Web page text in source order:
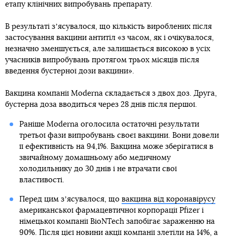
етапу клінічних випробувань препарату.
В результаті зʼясувалося, що кількість вироблених після
застосування вакцини антитіл «з часом, як і очікувалося,
незначно зменшується, але залишається високою в усіх
учасників випробувань протягом трьох місяців після
введення бустерної дози вакцини».
Вакцина компанії Moderna складається з двох доз. Друга,
бустерна доза вводиться через 28 днів після першої.
Раніше Moderna оголосила остаточні результати
третьої фази випробувань своєї вакцини. Вони довели
її ефективність на 94,1%. Вакцина може зберігатися в
звичайному домашньому або медичному
холодильнику до 30 днів і не втрачати свої
властивості.
Перед цим зʼясувалося, що вакцина від коронавірусу
американської фармацевтичної корпорації Pfizer і
німецької компанії BioNTech запобігає зараженню на
90%. Після цієї новини акції компанії злетіли на 14%, а